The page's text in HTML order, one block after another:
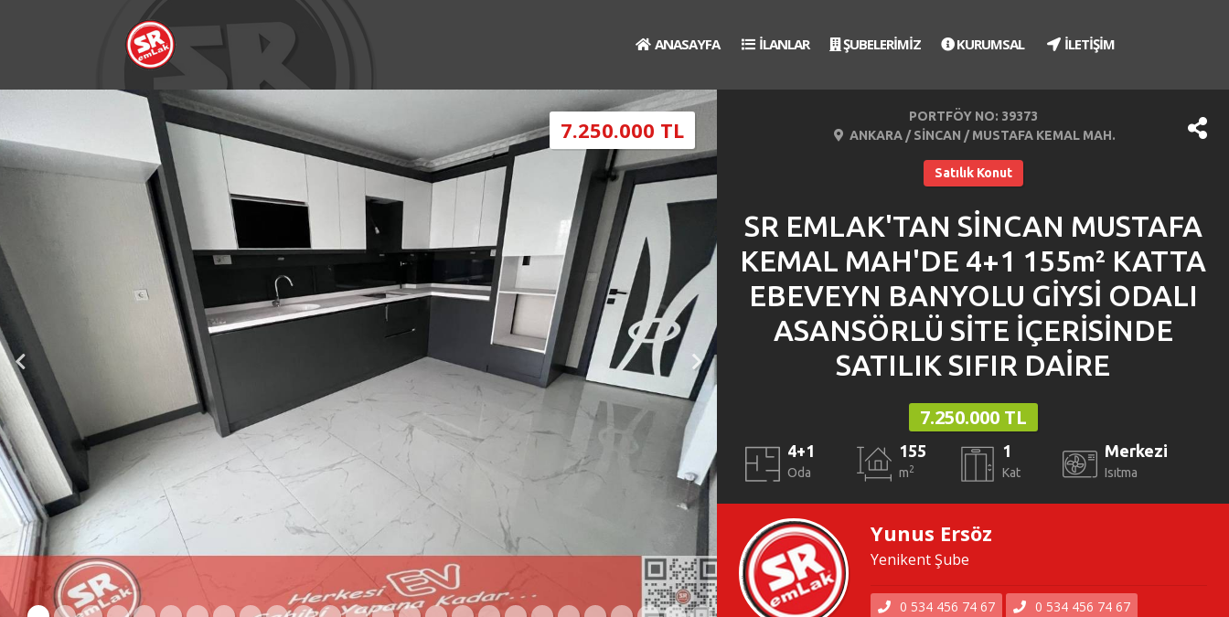
ANASAYFA İLANLAR ŞUBELERİMİZ KURUMSAL İLETİŞİM
7.250.000 TL
PORTFÖY NO: 39373
ANKARA / SİNCAN / MUSTAFA KEMAL MAH.
Satılık Konut
SR EMLAK'TAN SİNCAN MUSTAFA
KEMAL MAH'DE 4+1 155m² KATTA
EBEVEYN BANYOLU GİYSİ ODALI
ASANSÖRLÜ SİTE İÇERİSİNDE
SATILIK SIFIR DAİRE
7.250.000 TL
4+1
Oda
155
m2
1
Kat
Merkezi
Isıtma
Yunus Ersöz
Yenikent Şube
0 534 456 74 67 0 534 456 74 67